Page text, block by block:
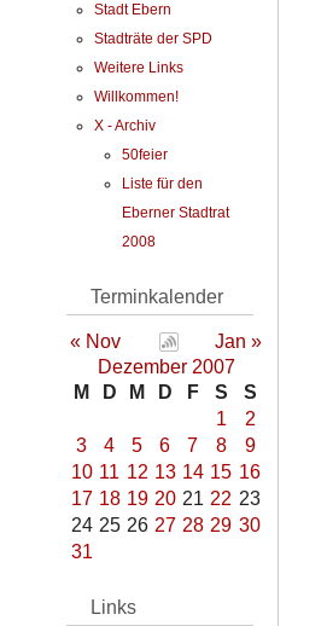
Stadt Ebern
Stadträte der SPD
Weitere Links
Willkommen!
X - Archiv
50feier
Liste für den
Eberner Stadtrat
2008
Terminkalender
« Nov
Jan »
Dezember 2007
M
D M D F S
S
1
2
3
4 5 6 7 8
9
10 11 12 13 14 15 16
17 18 19 20 21 22 23
24 25 26 27 28 29 30
31
Links